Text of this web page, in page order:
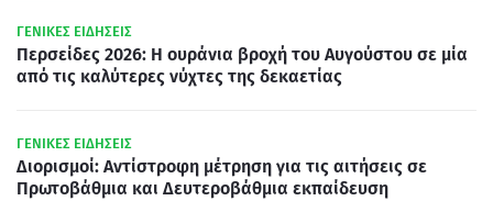
ΓΕΝΙΚΕΣ ΕΙΔΗΣΕΙΣ
Περσείδες 2026: Η ουράνια βροχή του Αυγούστου σε μία
από τις καλύτερες νύχτες της δεκαετίας
ΓΕΝΙΚΕΣ ΕΙΔΗΣΕΙΣ
Διορισμοί: Αντίστροφη μέτρηση για τις αιτήσεις σε
Πρωτοβάθμια και Δευτεροβάθμια εκπαίδευση